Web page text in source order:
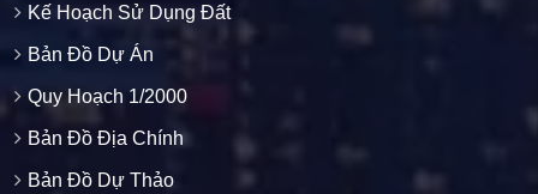
Kế Hoạch Sử Dụng Đất
Bản Đồ Dự Án
Quy Hoạch 1/2000
Bản Đồ Địa Chính
Bản Đồ Dự Thảo